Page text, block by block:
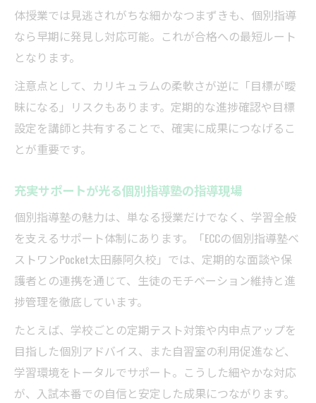
体授業では見逃されがちな細かなつまずきも、個別指導
なら早期に発見し対応可能。これが合格への最短ルート
となります。
注意点として、カリキュラムの柔軟さが逆に「目標が曖
昧になる」リスクもあります。定期的な進捗確認や目標
設定を講師と共有することで、確実に成果につなげるこ
とが重要です。
充実サポートが光る個別指導塾の指導現場
個別指導塾の魅力は、単なる授業だけでなく、学習全般
を支えるサポート体制にあります。「ECCの個別指導塾ベ
ストワンPocket太田藤阿久校」では、定期的な面談や保
護者との連携を通じて、生徒のモチベーション維持と進
捗管理を徹底しています。
たとえば、学校ごとの定期テスト対策や内申点アップを
目指した個別アドバイス、また自習室の利用促進など、
学習環境をトータルでサポート。こうした細やかな対応
が、入試本番での自信と安定した成果につながります。